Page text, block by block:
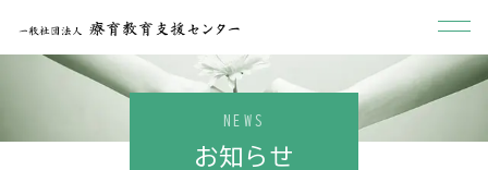
NEWS
お知らせ